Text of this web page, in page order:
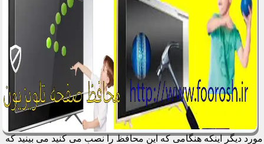
مورد دیگر اینکه هنگامی که این محافظ را نصب می کنید می بینید که